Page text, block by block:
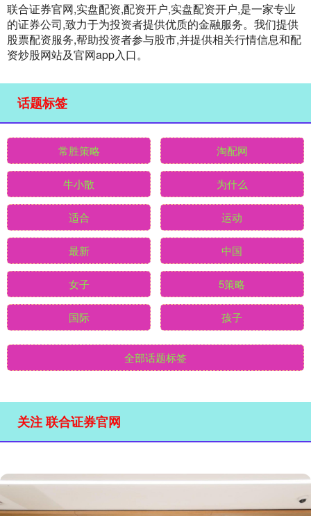
联合证券官网,实盘配资,配资开户,实盘配资开户,是一家专业
的证券公司,致力于为投资者提供优质的金融服务。我们提供
股票配资服务,帮助投资者参与股市,并提供相关行情信息和配
资炒股网站及官网app入口。
话题标签
常胜策略 淘配网
牛小散 为什么
适合 运动
最新 中国
女子 5策略
国际 孩子
全部话题标签
关注 联合证券官网